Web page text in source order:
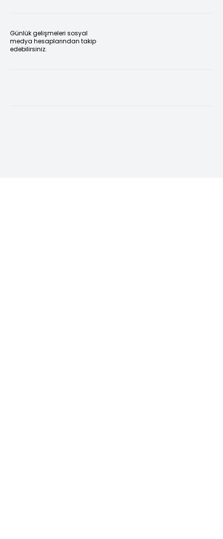
Günlük gelişmeleri sosyal
medya hesaplarından takip
edebilirsiniz.